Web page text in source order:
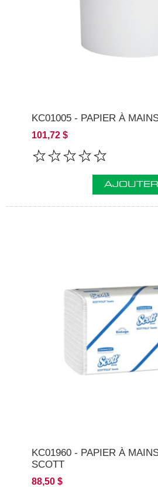
KC01005 - PAPIER À
101,72 $
AJOUTER
KC01960 - PAPIER À
SCOTT
88,50 $